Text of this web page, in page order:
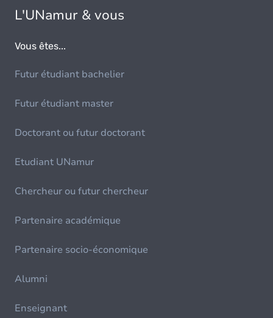
L'UNamur & vous
Vous êtes...
Futur étudiant bachelier
Futur étudiant master
Doctorant ou futur doctorant
Etudiant UNamur
Chercheur ou futur chercheur
Partenaire académique
Partenaire socio-économique
Alumni
Enseignant